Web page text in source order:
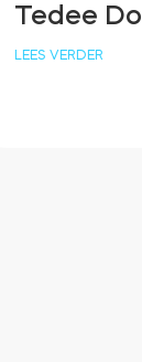
Tedee
LEES VERDER